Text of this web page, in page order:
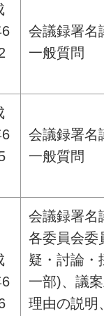
会議録署名
一般質問
会議録署名
一般質問
会議録署名
各委員会委
疑・討論・
一部)、議
理由の説明